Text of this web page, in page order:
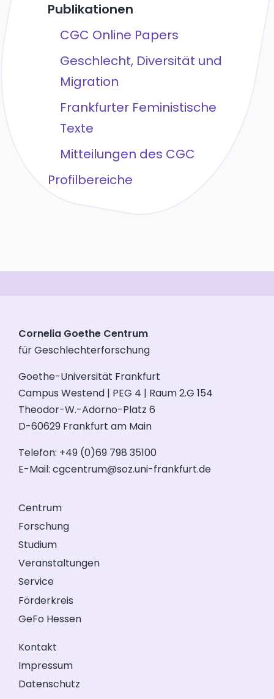
Publikationen
CGC Online Papers
Geschlecht, Diversität und
Migration
Frankfurter Feministische
Texte
Mitteilungen des CGC
Profilbereiche
Cornelia Goethe Centrum
für Geschlechterforschung
Goethe-Universität Frankfurt
Campus Westend | PEG 4 | Raum 2.G 154
Theodor-W.-Adorno-Platz 6
D-60629 Frankfurt am Main
Telefon: +49 (0)69 798 35100
E-Mail: cgcentrum@soz.uni-frankfurt.de
Centrum
Forschung
Studium
Veranstaltungen
Service
Förderkreis
GeFo Hessen
Kontakt
Impressum
Datenschutz